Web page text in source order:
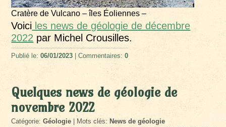
Cratère de Vulcano – îles Éoliennes –
Voici les news de géologie de décembre
2022 par Michel Crousilles.
Publié le:06/01/2023 | Commentaires:0
Quelques news de géologie de
novembre 2022
Catégorie:Géologie | Mots clés: News de géologie